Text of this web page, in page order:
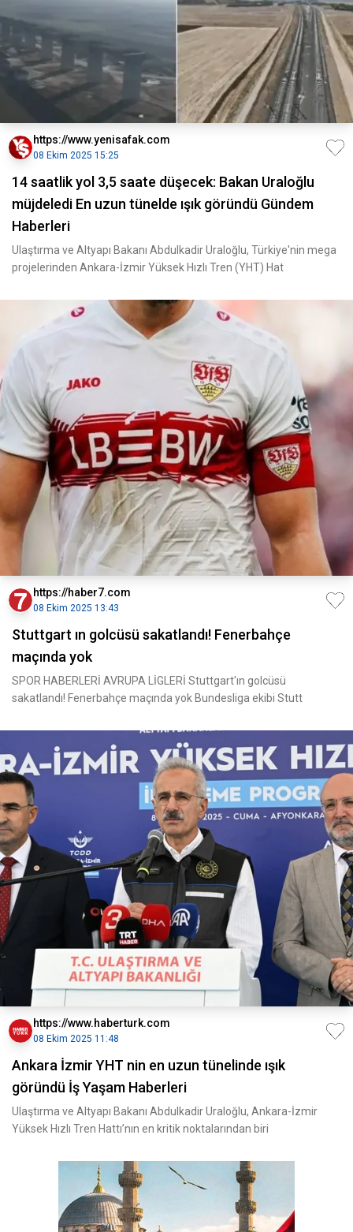
https://www.yenisafak.com
08 Ekim 2025 15:25
14 saatlik yol 3,5 saate düşecek: Bakan Uraloğlu
müjdeledi En uzun tünelde ışık göründü Gündem
Haberleri
Ulaştırma ve Altyapı Bakanı Abdulkadir Uraloğlu, Türkiye'nin mega
projelerinden Ankara-İzmir Yüksek Hızlı Tren (YHT) Hat
https://haber7.com
08 Ekim 2025 13:43
Stuttgart ın golcüsü sakatlandı! Fenerbahçe
maçında yok
SPOR HABERLERİ AVRUPA LİGLERİ Stuttgart'ın golcüsü
sakatlandı! Fenerbahçe maçında yok Bundesliga ekibi Stutt
https://www.haberturk.com
08 Ekim 2025 11:48
Ankara İzmir YHT nin en uzun tünelinde ışık
göründü İş Yaşam Haberleri
Ulaştırma ve Altyapı Bakanı Abdulkadir Uraloğlu, Ankara-İzmir
Yüksek Hızlı Tren Hattı’nın en kritik noktalarından biri